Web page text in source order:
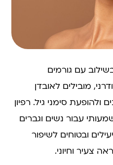
עם גורמים
מובילים לאובדן
ולהופעת סימני גיל. רפיון
עבור נשים וגברים
ובטוחים לשיפור
צעיר וחיוני.